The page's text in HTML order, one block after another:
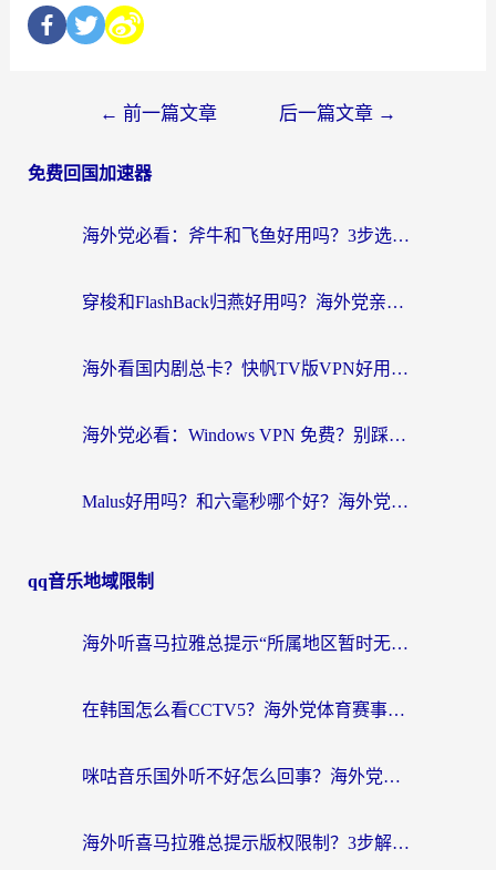
← 前一篇文章 后一篇文章 →
免费回国加速器
海外党必看：斧牛和飞鱼好用吗？3步选对回国加速器，无缝刷剧玩国服
穿梭和FlashBack归燕好用吗？海外党亲测3款热门回国加速器，教你选对不踩坑
海外看国内剧总卡？快帆TV版VPN好用吗？和快滚VPN对比哪个回国效果更好？
海外党必看：Windows VPN 免费？别踩坑！教你选对好用的国内加速器无缝回国
Malus好用吗？和六毫秒哪个好？海外党选回国加速器的避坑指南
qq音乐地域限制
海外听喜马拉雅总提示“所属地区暂时无版权”？这个限制解除方法亲测有效！
在韩国怎么看CCTV5？海外党体育赛事+中文解说观看终极指南
咪咕音乐国外听不好怎么回事？海外党听歌自由的终极解决方案来了
海外听喜马拉雅总提示版权限制？3步解决+2个音乐平台问题全攻略